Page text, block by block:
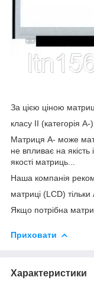
За цією ціною
класу II (категорія А-)
Матриця А- може
не впливає на
якості матриць...
Наша компанія
матриці (LCD) тільки
Якщо потрібна
Приховати
Характеристики